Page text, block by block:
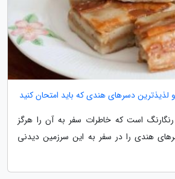
و لذیذترین دسرهای هندی که باید امتحان کنید
رنگارنگ است که خاطرات سفر به آن را هرگز
هندی را در سفر به این سرزمین دیدنی